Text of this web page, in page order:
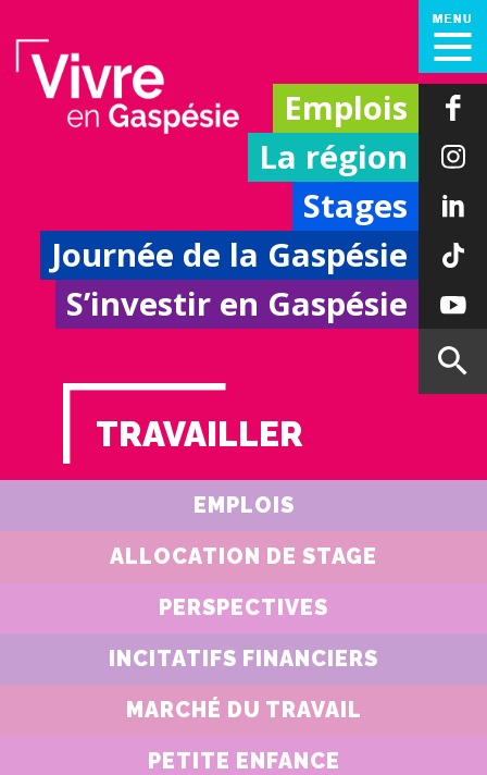
Emplois
La région
Stages
Journée de la Gaspésie
S’investir en Gaspésie
TRAVAILLER
EMPLOIS
ALLOCATION DE STAGE
PERSPECTIVES
INCITATIFS FINANCIERS
MARCHÉ DU TRAVAIL
PETITE ENFANCE